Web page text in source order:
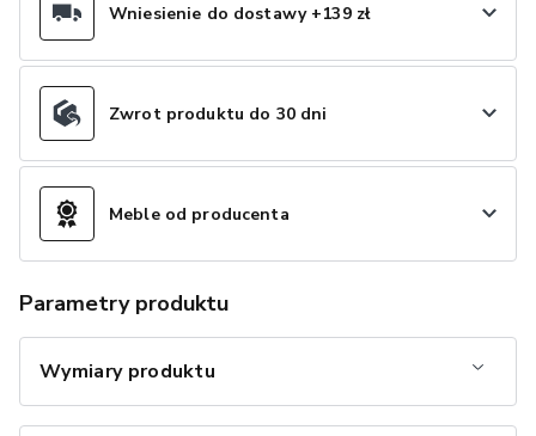
Wniesienie do dostawy +139 zł
Zwrot produktu do 30 dni
Meble od producenta
Parametry produktu
Wymiary produktu